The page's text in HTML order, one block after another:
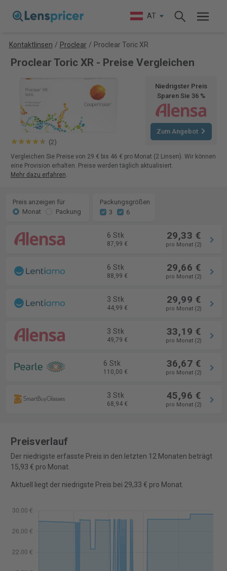
AT
Kontaktlinsen / Proclear / Proclear Toric XR
Proclear Toric XR - Preise Vergleichen
(2)
Niedrigster Preis
Sparen Sie 36 %
Zum Angebot
Vergleichen Sie Preise von 29 € bis 46 € pro Monat (2 Linsen). Wir können
eine Provision erhalten. Preise werden täglich aktualisiert.
Mehr dazu erfahren.
Preis anzeigen für
Monat
Packung
Packungsgrößen
3
6
6 Stk
87,99 €
29,33 €
pro Monat (2)
6 Stk
88,99 €
29,66 €
pro Monat (2)
3 Stk
44,99 €
29,99 €
pro Monat (2)
3 Stk
49,79 €
33,19 €
pro Monat (2)
6 Stk
110,00 €
36,67 €
pro Monat (2)
3 Stk
68,94 €
45,96 €
pro Monat (2)
Preisverlauf
Der niedrigste erfasste Preis in den letzten 12 Monaten beträgt
15,93 € pro Monat.
Aktuell liegt der niedrigste Preis bei 29,33 € pro Monat.